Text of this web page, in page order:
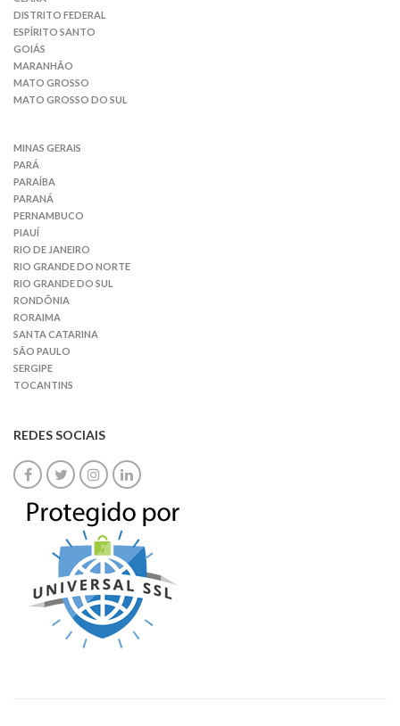
DISTRITO FEDERAL
ESPÍRITO SANTO
GOIÁS
MARANHÃO
MATO GROSSO
MATO GROSSO DO SUL
MINAS GERAIS
PARÁ
PARAÍBA
PARANÁ
PERNAMBUCO
PIAUÍ
RIO DE JANEIRO
RIO GRANDE DO NORTE
RIO GRANDE DO SUL
RONDÔNIA
RORAIMA
SANTA CATARINA
SÃO PAULO
SERGIPE
TOCANTINS
REDES SOCIAIS